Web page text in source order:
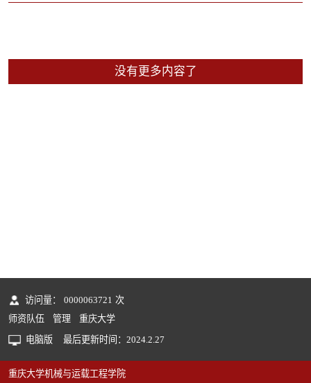
没有更多内容了
访问量： 0000063721 次
师资队伍
管理
重庆大学
电脑版
最后更新时间： 2024. 2 27
重庆大学机械与运载工程学院